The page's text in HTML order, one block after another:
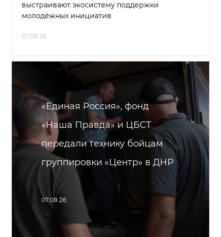
выстраивают экосистему поддержки
молодёжных инициатив
07.08.26
«Единая Россия», фонд
«Наша Правда» и ЦБСТ
передали технику бойцам
группировки «Центр» в ДНР
07.08.26